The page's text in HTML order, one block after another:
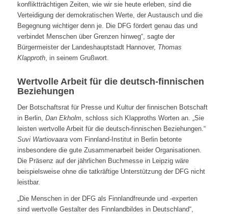
konfliktträchtigen Zeiten, wie wir sie heute erleben, sind die
Verteidigung der demokratischen Werte, der Austausch und die
Begegnung wichtiger denn je. Die DFG fördert genau das und
verbindet Menschen über Grenzen hinweg“, sagte der
Bürgermeister der Landeshauptstadt Hannover, Thomas
Klapproth, in seinem Grußwort.
Wertvolle Arbeit für die deutsch-finnischen
Beziehungen
Der Botschaftsrat für Presse und Kultur der finnischen Botschaft
in Berlin, Dan Ekholm, schloss sich Klapproths Worten an. „Sie
leisten wertvolle Arbeit für die deutsch-finnischen Beziehungen.“
Suvi Wartiovaaravom Finnland-Institut in Berlin betonte
insbesondere die gute Zusammenarbeit beider Organisationen.
Die Präsenz auf der jährlichen Buchmesse in Leipzig wäre
beispielsweise ohne die tatkräftige Unterstützung der DFG nicht
leistbar.
„Die Menschen in der DFG als Finnlandfreunde und -experten
sind wertvolle Gestalter des Finnlandbildes in Deutschland“,